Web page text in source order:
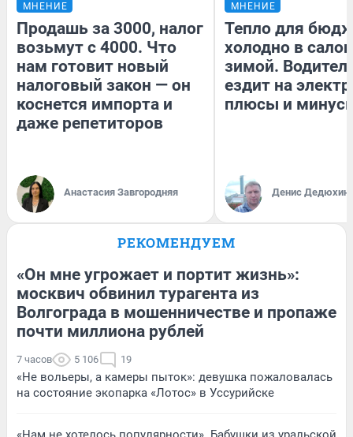
МНЕНИЕ
Продашь за 3000, налог
возьмут с 4000. Что
нам готовит новый
налоговый закон — он
коснется импорта и
даже репетиторов
Анастасия Завгородняя
МНЕНИЕ
Тепло для
холодно в
зимой.
ездит на
плюсы и
Денис Дедюхин
РЕКОМЕНДУЕМ
«Он мне угрожает и портит жизнь»:
москвич обвинил турагента из
Волгограда в мошенничестве и пропаже
почти миллиона рублей
7 часов 5 106 19
«Не вольеры, а камеры пыток»: девушка пожаловалась
на состояние экопарка «Лотос» в Уссурийске